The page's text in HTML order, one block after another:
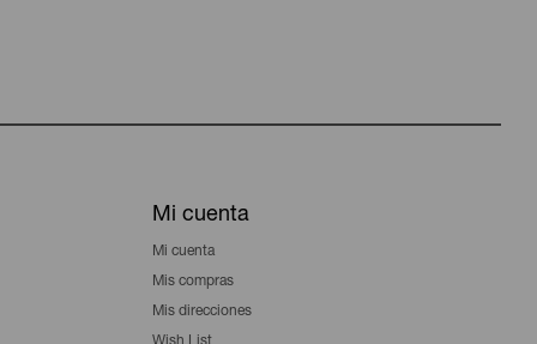
Mi cuenta
Mi cuenta
Mis compras
Mis direcciones